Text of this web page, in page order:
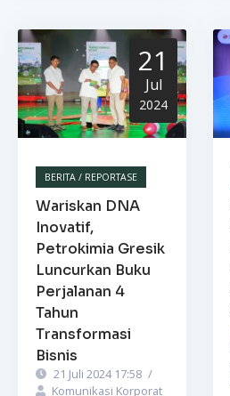
21
Jul
2024
BERITA / REPORTASE
Wariskan DNA
Inovatif,
Petrokimia Gresik
Luncurkan Buku
Perjalanan 4
Tahun
Transformasi
Bisnis
21 Juli 2024 17:58 /
Komunikasi Korporat